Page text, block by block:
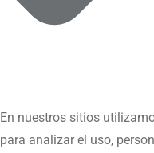
En nuestros sitios
para analizar el uso,